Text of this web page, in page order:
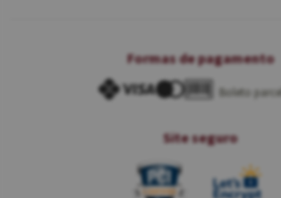
Formas de pagamento
Boleto
Site seguro